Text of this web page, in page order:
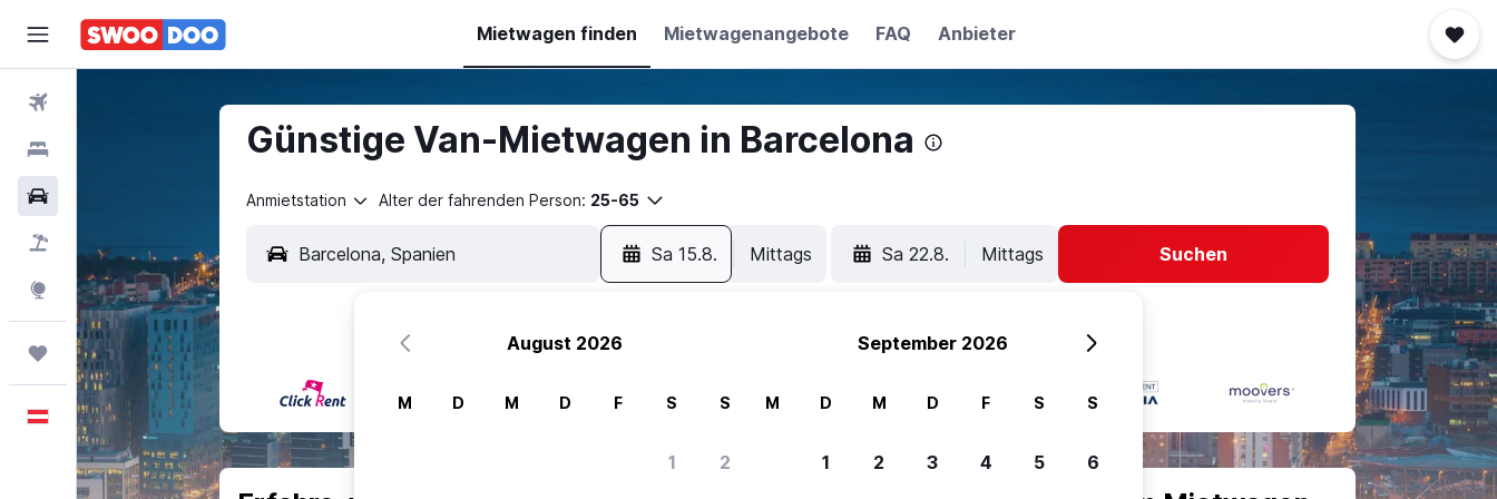
Mietwagen finden Mietwagenangebote FAQ Anbieter
Explore
Trips
Deutsch
Günstige Van-Mietwagen in Barcelona
Anmietstation Alter der fahrenden Person: 25-65
Sa 15.8. Mittags Sa 22.8. Mittags Suchen
August 2026
M D M D F S S
1 2
September 2026
M D M D F S S
1 2 3 4 5 6